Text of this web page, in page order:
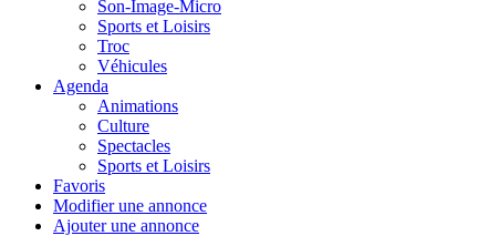
Son-Image-Micro
Sports et Loisirs
Troc
Véhicules
Agenda
Animations
Culture
Spectacles
Sports et Loisirs
Favoris
Modifier une annonce
Ajouter une annonce